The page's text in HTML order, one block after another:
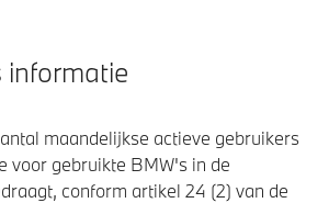
maandelijkse actieve gebruikers
voor gebruikte BMW's in de
conform artikel 24 (2) van de